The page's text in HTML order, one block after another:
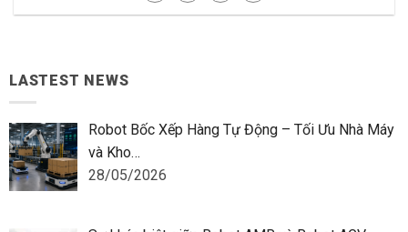
LASTEST NEWS
Robot Bốc Xếp Hàng Tự Động – Tối Ưu Nhà Máy
và Kho…
28/05/2026